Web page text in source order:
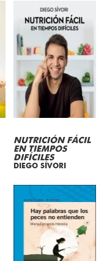
NUTRICIÓN FÁCIL
EN TIEMPOS
DIFÍCILES
DIEGO SÍVORI